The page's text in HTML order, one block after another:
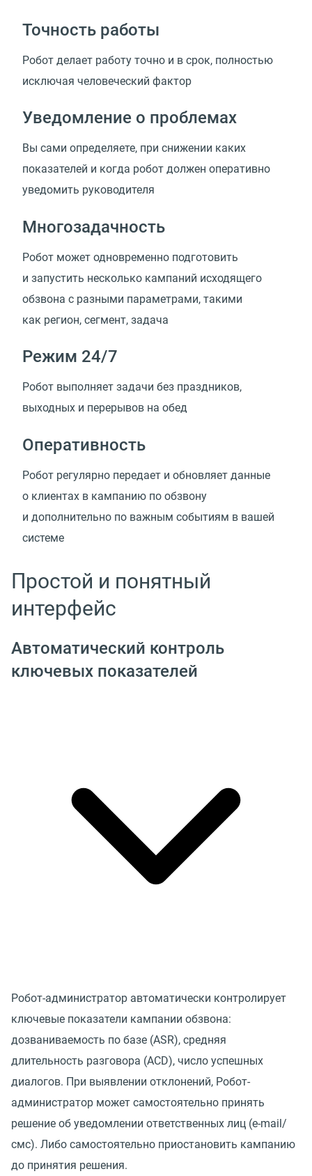
Точность работы
Робот делает работу точно и в срок, полностью
исключая человеческий фактор
Уведомление о проблемах
Вы сами определяете, при снижении каких
показателей и когда робот должен оперативно
уведомить руководителя
Многозадачность
Робот может одновременно подготовить
и запустить несколько кампаний исходящего
обзвона с разными параметрами, такими
как регион, сегмент, задача
Режим 24/7
Робот выполняет задачи без праздников,
выходных и перерывов на обед
Оперативность
Робот регулярно передает и обновляет данные
о клиентах в кампанию по обзвону
и дополнительно по важным событиям в вашей
системе
Простой и понятный
интерфейс
Автоматический контроль
ключевых показателей
Робот-администратор автоматически контролирует
ключевые показатели кампании обзвона:
дозваниваемость по базе (ASR), средняя
длительность разговора (ACD), число успешных
диалогов. При выявлении отклонений, Робот-
администратор может самостоятельно принять
решение об уведомлении ответственных лиц (e-mail/
смс). Либо самостоятельно приостановить кампанию
до принятия решения.